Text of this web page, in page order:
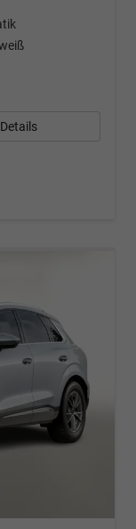
Details